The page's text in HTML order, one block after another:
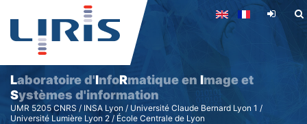
Aller
contenu
principal
Laboratoire d'InfoRmatique en Image et
Systèmes d'information
UMR 5205 CNRS / INSA Lyon / Université Claude Bernard Lyon 1 /
Université Lumière Lyon 2 / École Centrale de Lyon